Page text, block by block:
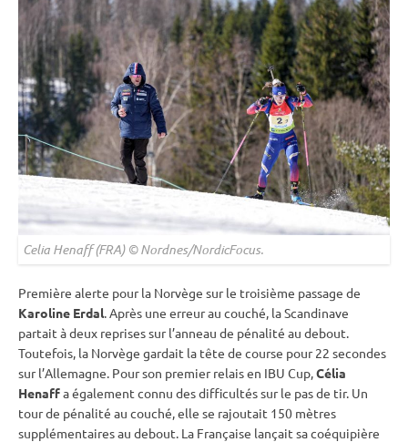
Celia Henaff (FRA) © Nordnes/NordicFocus.
Première alerte pour la Norvège sur le troisième passage de
Karoline Erdal. Après une erreur au couché, la Scandinave
partait à deux reprises sur l’anneau de pénalité au debout.
Toutefois, la Norvège gardait la tête de course pour 22 secondes
sur l’Allemagne. Pour son premierrelaisen IBU Cup,Célia
Henaffa également connu des difficultés sur le pas de tir. Un
tour de pénalité au couché, elle se rajoutait 150 mètres
supplémentaires au debout. La Française lançait sa coéquipière